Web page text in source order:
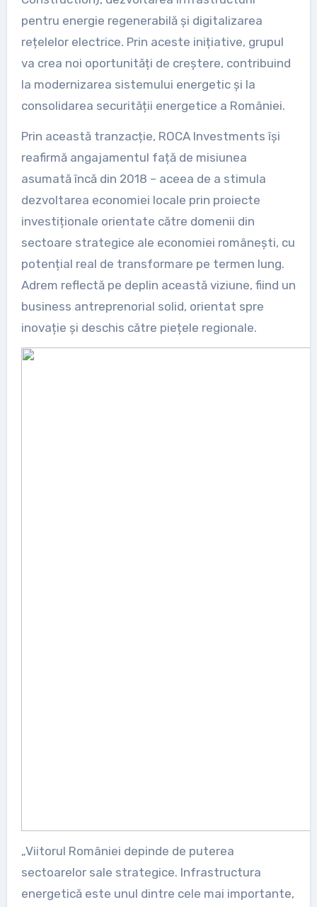
pentru energie regenerabilă și digitalizarea
rețelelor electrice. Prin aceste inițiative, grupul
va crea noi oportunități de creștere, contribuind
la modernizarea sistemului energetic și la
consolidarea securității energetice a României.
Prin această tranzacție, ROCA Investments își
reafirmă angajamentul față de misiunea
asumată încă din 2018 – aceea de a stimula
dezvoltarea economiei locale prin proiecte
investiționale orientate către domenii din
sectoare strategice ale economiei românești, cu
potențial real de transformare pe termen lung.
Adrem reflectă pe deplin această viziune, fiind un
business antreprenorial solid, orientat spre
inovație și deschis către piețele regionale.
„Viitorul României depinde de puterea
sectoarelor sale strategice. Infrastructura
energetică este unul dintre cele mai importante,